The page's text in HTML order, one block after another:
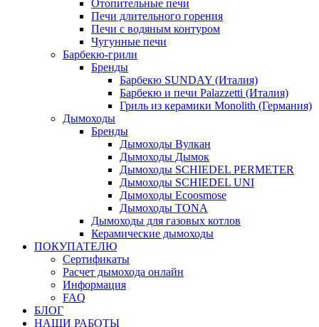
Отопительные печи
Печи длительного горения
Печи с водяным контуром
Чугунные печи
Барбекю-грили
Бренды
Барбекю SUNDAY (Италия)
Барбекю и печи Palazzetti (Италия)
Гриль из керамики Monolith (Германия)
Дымоходы
Бренды
Дымоходы Вулкан
Дымоходы Дымок
Дымоходы SCHIEDEL PERMETER
Дымоходы SCHIEDEL UNI
Дымоходы Ecoosmose
Дымоходы TONA
Дымоходы для газовых котлов
Керамические дымоходы
ПОКУПАТЕЛЮ
Сертификаты
Расчет дымохода онлайн
Информация
FAQ
БЛОГ
НАШИ РАБОТЫ